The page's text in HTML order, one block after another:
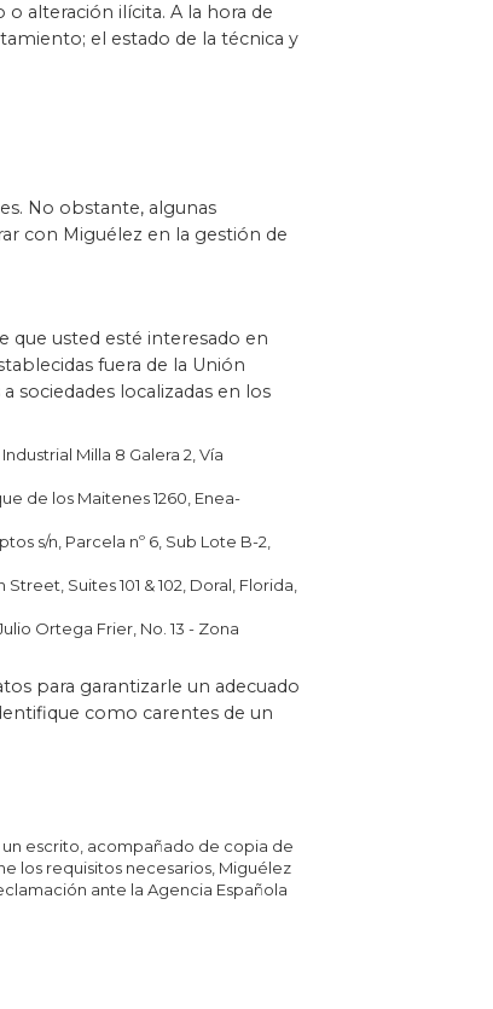
o alteración ilícita. A la hora de
el estado de la técnica y
No obstante, algunas
con Miguélez en la gestión de
que usted esté interesado en
fuera de la Unión
sociedades localizadas en los
Milla 8 Galera 2, Vía
de los Maitenes 1260, Enea-
s/n, Parcela nº 6, Sub Lote B-2,
Suites 101 & 102, Doral, Florida,
Ortega Frier, No. 13 - Zona
para garantizarle un adecuado
como carentes de un
escrito, acompañado de copia de
los requisitos necesarios, Miguélez
ante la Agencia Española